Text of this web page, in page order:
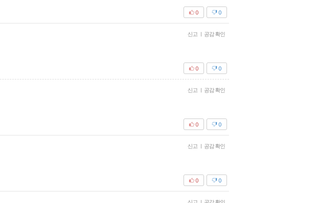
0
0
신고 | 공감 확인
0
0
신고 | 공감 확인
0
0
신고 | 공감 확인
0
0
|